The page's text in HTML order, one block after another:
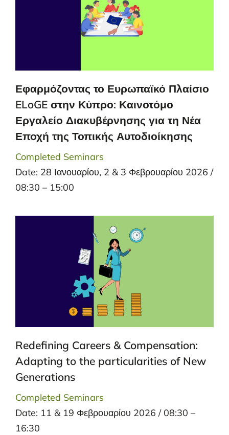
Εφαρμόζοντας το Ευρωπαϊκό Πλαίσιο
ELoGE στην Κύπρο: Καινοτόμο
Εργαλείο Διακυβέρνησης για τη Νέα
Εποχή της Τοπικής Αυτοδιοίκησης
Completed Seminars
Date: 28 Ιανουαρίου, 2 & 3 Φεβρουαρίου 2026 /
08:30 – 15:00
Redefining Careers & Compensation:
Adapting to the particularities of New
Generations
Completed Seminars
Date: 11 & 19 Φεβρουαρίου 2026 / 08:30 –
16:30